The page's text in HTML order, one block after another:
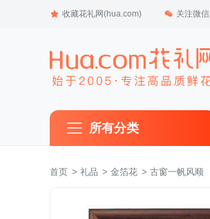
收藏花礼网(hua.com) 关注微信
所有分类
首页 > 礼品 > 金箔花 > 古窗一帆风顺